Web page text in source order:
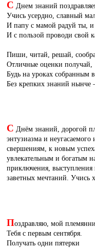
С Днем знаний
Учись усердно, славный
И папу с мамой радуй ты, и
И с пользой проводи свой
Пиши, читай, решай,
Отличные оценки получай,
Будь на уроках собранным
Без крепких знаний нынче
С Днём знаний, дорогой
энтузиазма и
свершениям, к новым
увлекательным и богатым
приключения,
заветных мечтаний. Учись
Поздравляю, мой
Тебя с первым сентября.
Получать одни пятерки